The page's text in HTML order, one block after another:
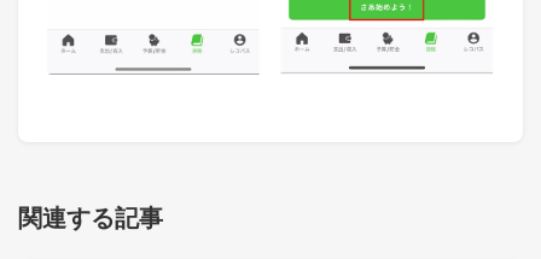
関連する記事